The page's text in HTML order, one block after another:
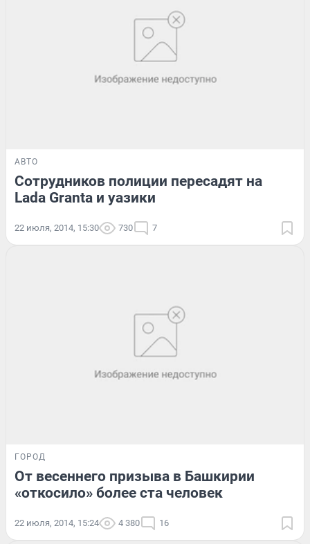
АВТО
Сотрудников полиции пересадят на
Lada Granta и уазики
22 июля, 2014, 15:30 730 7
ГОРОД
От весеннего призыва в Башкирии
«откосило» более ста человек
22 июля, 2014, 15:24 4 380 16